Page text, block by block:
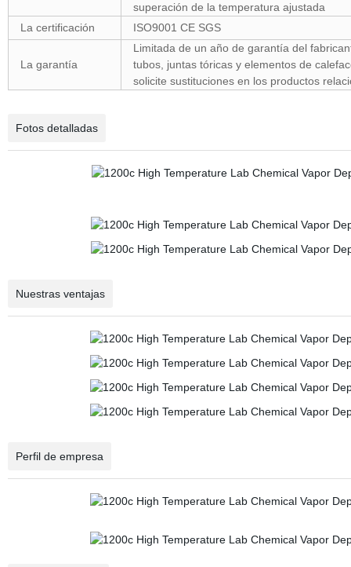
superación de la temperatura ajustada
La certificación
ISO9001 CE SGS
La garantía
Limitada de un año de garantía del
tubos, juntas tóricas y elementos de
solicite sustituciones en los productos
Fotos detalladas
Nuestras ventajas
Perfil de empresa